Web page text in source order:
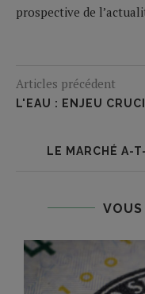
prospective de
Articles précédent
L'EAU : ENJEU
LE MARCHÉ A-
VOUS